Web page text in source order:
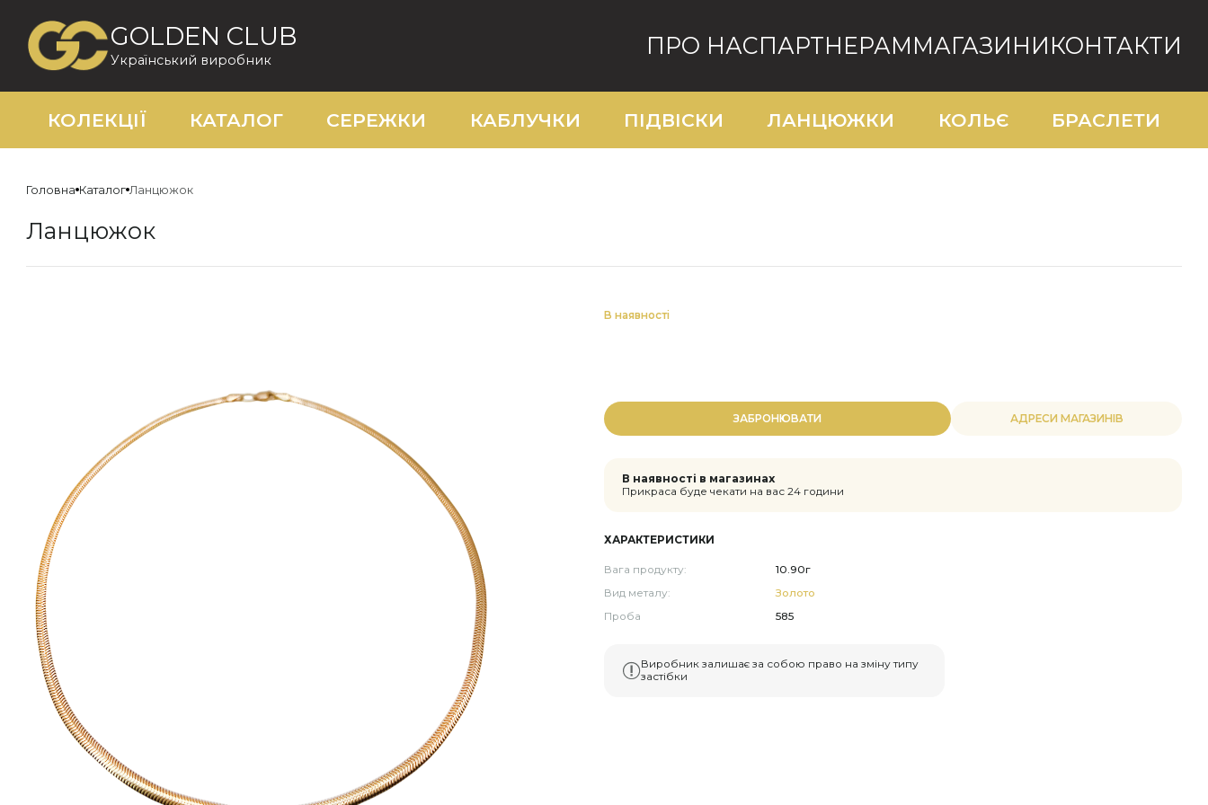
GOLDEN CLUB
Український виробник
ПРО НАСПАРТНЕРАМ МАГАЗИНИ КОНТАКТИ
0939448796
КОЛЕКЦІЇ КАТАЛОГ СЕРЕЖКИ КАБЛУЧКИ ПІДВІСКИ ЛАНЦЮЖКИ КОЛЬЄ БРАСЛЕТИ
Головна Каталог Ланцюжок
Ланцюжок
В наявності
ЗАБРОНЮВАТИ АДРЕСИ МАГАЗИНІВ
В наявності в магазинах
Прикраса буде чекати на вас 24 години
ХАРАКТЕРИСТИКИ
Вага продукту:
10.90г
Вид металу:
Золото
Проба
585
Виробник залишає за собою право на зміну типу
застібки